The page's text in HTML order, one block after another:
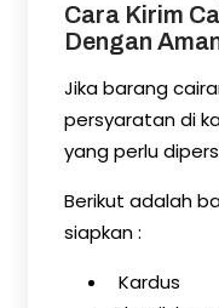
Cara Kirim
Dengan
Jika barang
persyaratan di
yang perlu
Berikut adalah
siapkan :
Kardus